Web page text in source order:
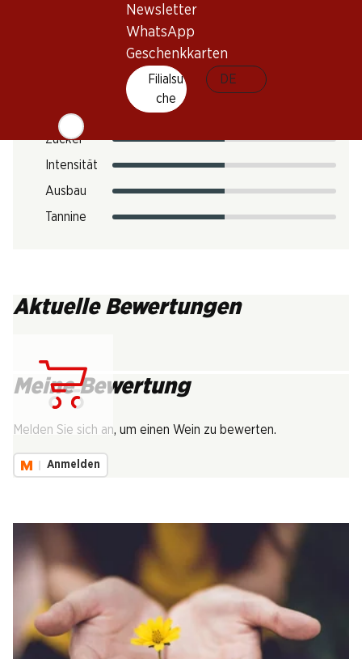
Newsletter
WhatsApp
Geschenkkarten
Filialsu
che
DE
Geschmack
Säure
Zucker
Intensität
Ausbau
Tannine
Aktuelle Bewertungen
Meine Bewertung
Melden Sie sich an, um einen Wein zu bewerten.
Anmelden